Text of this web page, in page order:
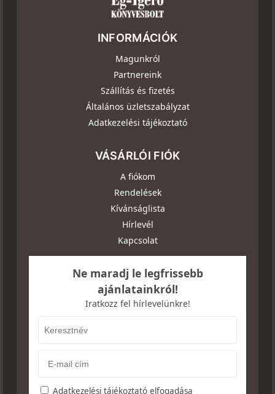
INFORMÁCIÓK
Magunkról
Partnereink
Szállítás és fizetés
Általános üzletszabályzat
Adatkezelési tájékoztató
VÁSÁRLÓI FIÓK
A fiókom
Rendelések
Kívánságlista
Hírlevél
Kapcsolat
Ne maradj le legfrissebb
ajánlatainkról!
Iratkozz fel hírlevelünkre!
Adatkezelési tájékoztató elfogadása